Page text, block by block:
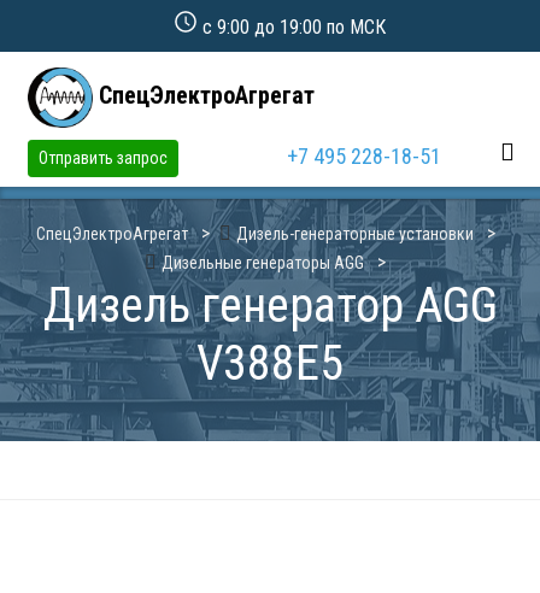
с 9:00 до 19:00 по МСК
СпецЭлектроАгрегат
Отправить запрос +7 495 228-18-51
СпецЭлектроАгрегат
Дизель-генераторные установки
Дизельные генераторы AGG
Дизель генератор AGG
V388E5